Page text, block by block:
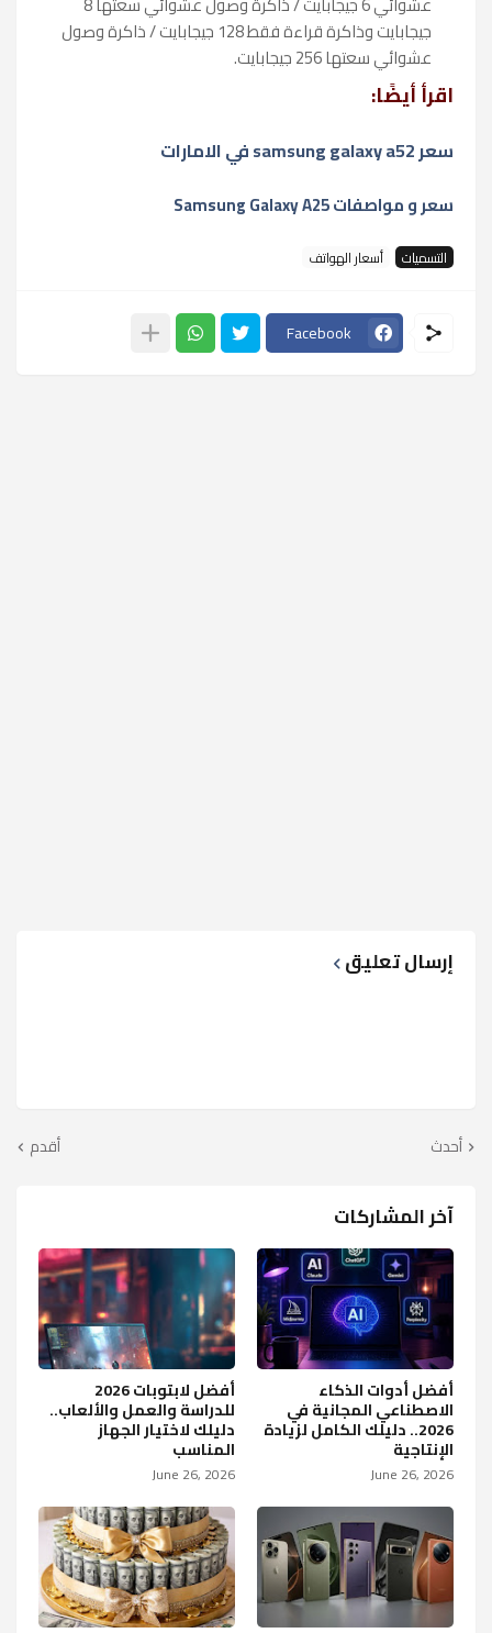
جيجابايت وذاكرة قراءة فقط 128 جيجابايت / ذاكرة وصول
عشوائي سعتها 256 جيجابايت.
اقرأ أيضًا:
سعر samsung galaxy a52 في الامارات
سعر و مواصفات Samsung Galaxy A25
التسميات أسعار الهواتف
Facebook
إرسال تعليق
أحدث أقدم
آخر المشاركات
أفضل أدوات الذكاء
الاصطناعي المجانية في
2026.. دليلك الكامل لزيادة
الإنتاجية
June 26, 2026
أفضل لابتوبات 2026
للدراسة والعمل والألعاب..
دليلك لاختيار الجهاز
المناسب
June 26, 2026